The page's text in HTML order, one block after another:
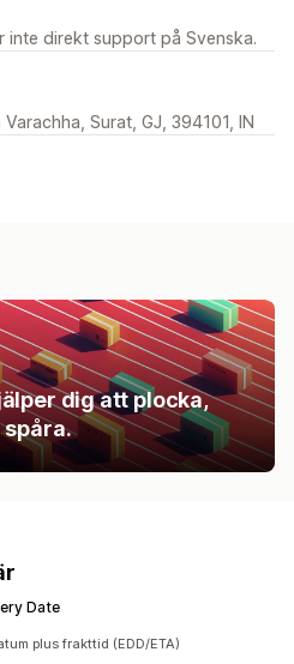
inte direkt support på Svenska.
Surat, GJ, 394101, IN
dig att plocka,
spåra.
Date
plus frakttid (EDD/ETA)